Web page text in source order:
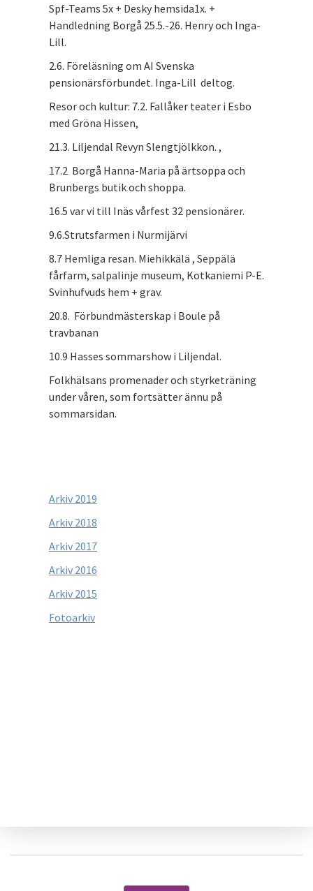
Spf-Teams 5x + Desky hemsida1x. +
Handledning Borgå 25.5.-26. Henry och Inga-
Lill.
2.6. Föreläsning om AI Svenska
pensionärsförbundet. Inga-Lill deltog.
Resor och kultur: 7.2. Fallåker teater i Esbo
med Gröna Hissen,
21.3. Liljendal Revyn Slengtjölkkon. ,
17.2 Borgå Hanna-Maria på ärtsoppa och
Brunbergs butik och shoppa.
16.5 var vi till Inäs vårfest 32 pensionärer.
9.6.Strutsfarmen i Nurmijärvi
8.7 Hemliga resan. Miehikkälä , Seppälä
fårfarm, salpalinje museum, Kotkaniemi P-E.
Svinhufvuds hem + grav.
20.8. Förbundmästerskap i Boule på
travbanan
10.9 Hasses sommarshow i Liljendal.
Folkhälsans promenader och styrketräning
under våren, som fortsätter ännu på
sommarsidan.
Arkiv 2019
Arkiv 2018
Arkiv 2017
Arkiv 2016
Arkiv 2015
Fotoarkiv